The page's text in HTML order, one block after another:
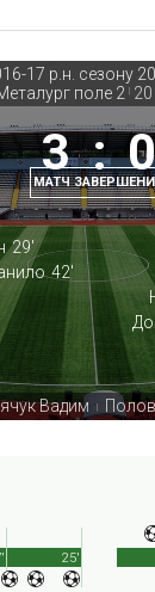
17 р.н. сезону
поле 2 |
3 :
МАТЧ
29'
42'
Вадим
|
25'